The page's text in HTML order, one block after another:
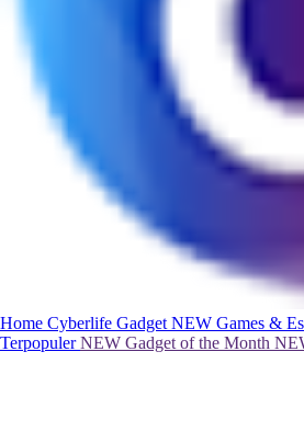
Home Cyberlife Gadget NEW Games &
TerpopulerNEW Gadget of the Month